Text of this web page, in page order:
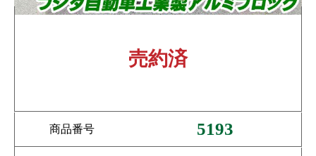
売約済
商品番号 5193